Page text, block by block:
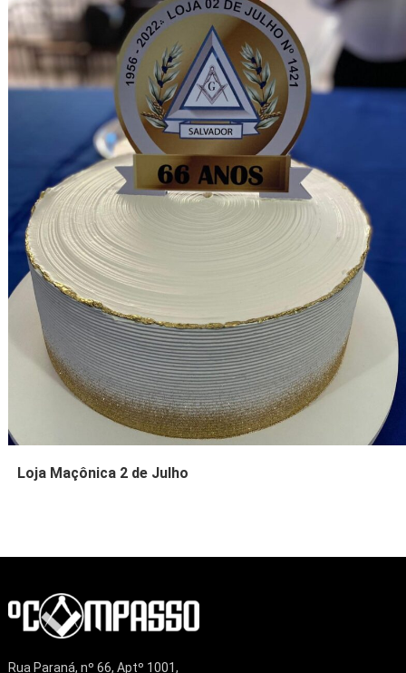
Loja Maçônica 2 de Julho
Rua Paraná, nº 66, Aptº 1001,